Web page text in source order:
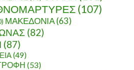
(107)
ΜΑΚΕΔΟΝΙΑ(63)
(82)
(87)
(49)
(53)